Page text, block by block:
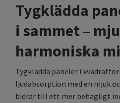
Tygklädda
i sammet –
harmoniska
Tygklädda paneler i
ljudabsorption med en mjuk
bidrar till ett mer behagligt